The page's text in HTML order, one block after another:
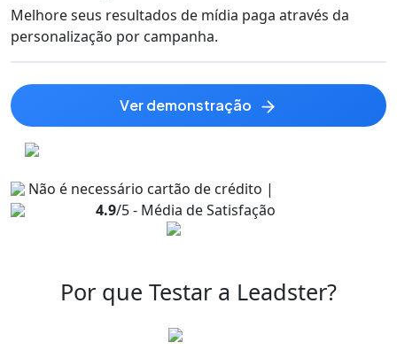
Melhore seus resultados de mídia paga através da
personalização por campanha.
ver demonstração
Não é necessário cartão de crédito |
4.9/5 - Média de Satisfação
Por que Testar a Leadster?